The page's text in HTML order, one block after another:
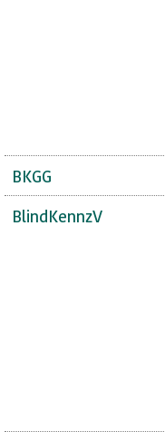
BKGG
BlindKennzV